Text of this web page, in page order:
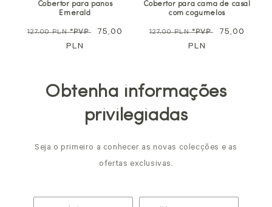
Cobertor para panos
Emerald
Preço
127,00 PLN*PVP
Preço
75,00
PLN
Cobertor para cama de casal
com cogumelos
Preço
127,00 PLN*PVP
Preço
75,00
PLN
Obtenha informações
privilegiadas
Seja o primeiro a conhecer as novas colecções e as
ofertas exclusivas.